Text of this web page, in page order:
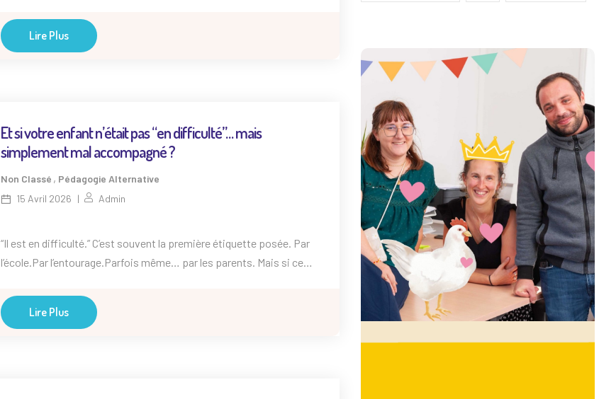
Elles s’accrochent. Elles s’installent. Elles construisent quelque
chose. “Tu pourrais faire plus d’efforts” Traduction pour l’enfant :
Lire Plus
Et si votre enfant n’était pas “en difficulté”… mais
simplement mal accompagné ?
Non Classé , Pédagogie Alternative
15 Avril 2026
Admin
“Il est en difficulté.” C’est souvent la première étiquette posée. Par
l’école.Par l’entourage.Parfois même… par les parents. Mais si ce
se demander :
“Qu’est-ce qui ne va pas chez cet enfant ?” On
pourrait se demander :
Lire Plus